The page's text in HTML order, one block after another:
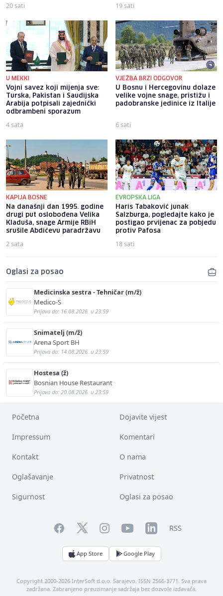
20 sati 19 sati
U MEKKI
Vojni savez koji mijenja sve:
Turska, Pakistan i Saudijska
Arabija potpisali zajednički
odbrambeni sporazum
4 sata
VJEŽBA BRZI ODGOVOR
U Bosnu i Hercegovinu dolaze
velike vojne snage, pristižu i
padobranske jedinice iz Italije
6 sati
KAPIJA BOSNE
Na današnji dan 1995. godine
drugi put oslobođena Velika
Kladuša, snage Armije RBiH
srušile Abdićevu paradržavu
2 sata
EVROPSKA LIGA
Haris Tabaković junak
Salzburga, pogledajte kako je
postigao prvijenac za pobjedu
protiv Pafosa
18 sati
Oglasi za posao
Medicinska sestra - Tehničar (m/ž)
Medico-S
Prijava do: 16.08.2026. u 23:59
Snimatelj (m/ž)
Arena Sport BH
Prijava do: 14.08.2026. u 23:59
Hostesa (ž)
Bosnian House Restaurant
Prijava do: 20.08.2026. u 23:59
Početna Dojavite vijest
Impressum Komentari
Kontakt O nama
Oglašavanje Privatnost
Sigurnost Oglasi za posao
FacebookTwitterInstagramYouTubeLinkedInRSS
App Store Google Play
Copyright 2000-2026 InterSoft d.o.o. Sarajevo. ISSN 2566-3771. Sva prava
zadržana. Zabranjeno preuzimanje sadržaja bez dozvole izdavača.